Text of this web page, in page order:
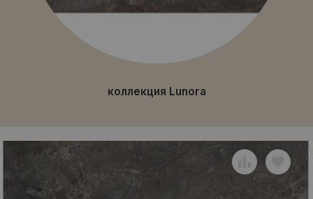
коллекция Lunora